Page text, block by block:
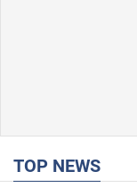
TOP NEWS